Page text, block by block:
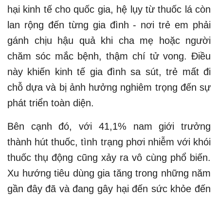
hại kinh tế cho quốc gia, hệ lụy từ thuốc lá còn
lan rộng đến từng gia đình - nơi trẻ em phải
gánh chịu hậu quả khi cha mẹ hoặc người
chăm sóc mắc bệnh, thậm chí tử vong. Điều
này khiến kinh tế gia đình sa sút, trẻ mất đi
chỗ dựa và bị ảnh hưởng nghiêm trọng đến sự
phát triển toàn diện.
Bên cạnh đó, với 41,1% nam giới trưởng
thành hút thuốc, tình trạng phơi nhiễm với khói
thuốc thụ động cũng xảy ra vô cùng phổ biến.
Xu hướng tiêu dùng gia tăng trong những năm
gần đây đã và đang gây hại đến sức khỏe đến